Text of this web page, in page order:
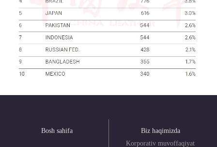
Bosh sahifa
Biz haqimizda
Korporativ muvoffaqiyat